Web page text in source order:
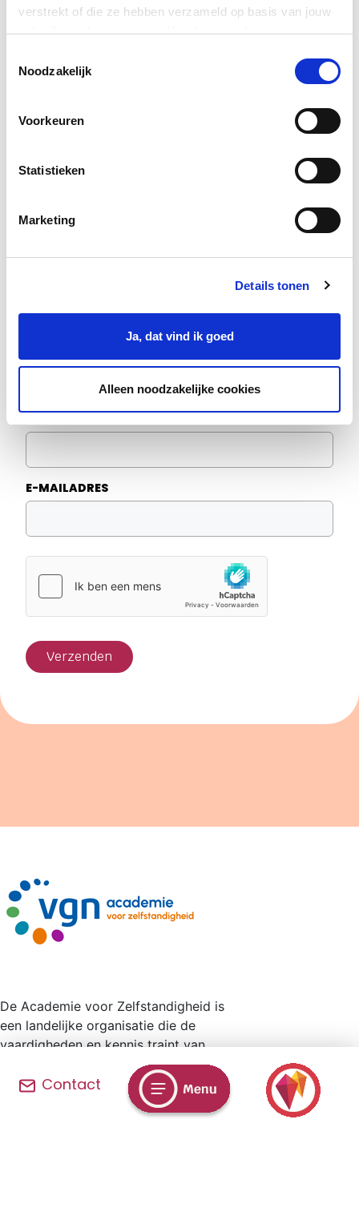
verstrekt of die ze hebben verzameld op basis van jouw
gebruik van hun services. Hier kun je indien gewenst
onze cookies als je onze website blijft gebruiken.
Noodzakelijk
Voorkeuren
Statistieken
Marketing
Details tonen
Ja, dat vind ik goed
Alleen noodzakelijke cookies
TELEFOONNUMMER
E-MAILADRES
De Academie voor Zelfstandigheid is
een landelijke organisatie die de
vaardigheden en kennis traint van
mensen, van 18 jaar en ouder, voor wie
leren niet vanzelfsprekend is. Bij ons
Contact